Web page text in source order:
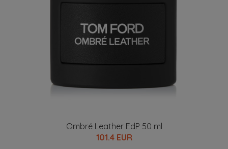
Ombré Leather EdP 50 ml
101.4 EUR